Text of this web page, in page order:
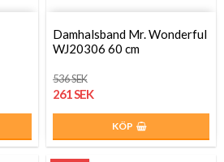
Damhalsband Mr. Wonderful
WJ20306 60 cm
536 SEK
261 SEK
KÖP